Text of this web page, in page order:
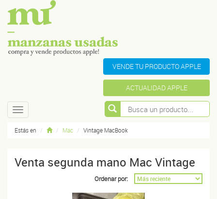
VENDE TU PRODUCTO APPLE
ACTUALIDAD APPLE
Toggle
navigation
Estás en Mac Vintage MacBook
Venta segunda mano Mac Vintage
Ordenar por: